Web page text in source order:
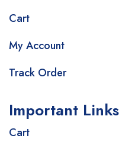
Cart
My Account
Track Order
Important Links
Cart